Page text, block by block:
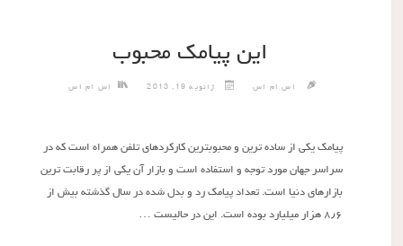
این پیامک محبوب
اس ام اس ژانویه 19, 2013 اس ام اس
پیامک یکی از ساده ترین و محبوبترین کارکردهای تلفن همراه است که در
سراسر جهان مورد توجه و استفاده است و بازار آن یکی از پر رقابت ترین
بازارهای دنیا است. تعداد پیامک رد و بدل شده در سال گذشته بیش از
۸٫۶ هزار میلیارد بوده است. این در حالیست …